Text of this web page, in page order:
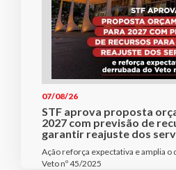
07/08/26
STF aprova proposta
2027 com previsão de
garantir reajuste dos
Ação reforça expectativa e amplia o
Veto nº 45/2025